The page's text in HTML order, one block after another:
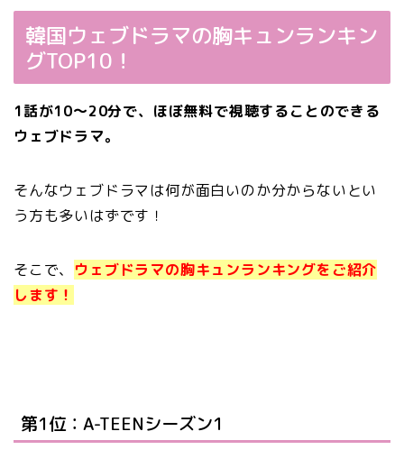
韓国ウェブドラマの胸キュンランキン
グTOP10！
1話が10～20分で、ほぼ無料で視聴することのできる
ウェブドラマ。
そんなウェブドラマは何が面白いのか分からないとい
う方も多いはずです！
そこで、 ウェブドラマの胸キュンランキングをご紹介
します！
第1位：A-TEENシーズン1